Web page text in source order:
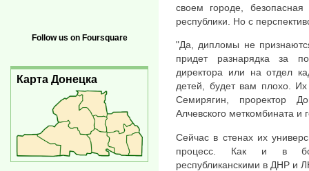
своем городе,
республики. Но с
"Да, дипломы не
придет разнарядка за
директора или на отдел
детей, будет вам плохо.
Семирягин, проректор
Алчевского меткомбината и
Сейчас в стенах их
процесс. Как и в
республиканскими в ДНР и
Follow us on Foursquare
Карта Донецка